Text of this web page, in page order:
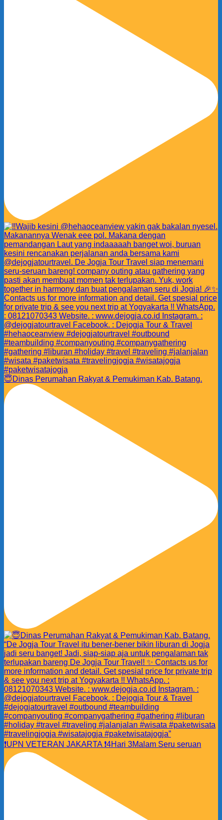
😇Dinas Perumahan Rakyat & Pemukiman Kab. Batang.
❗️UPN VETERAN JAKARTA ❗️4Hari 3Malam Seru seruan